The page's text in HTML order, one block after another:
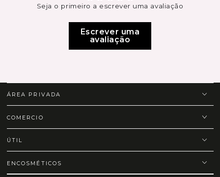
Seja o primeiro a escrever uma avaliação
Escrever uma
avaliação
ÁREA PRIVADA
COMERCIO
ÚTIL
ENCOSMÉTICOS